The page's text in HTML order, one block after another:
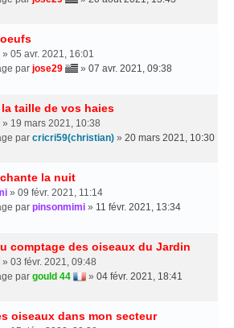
» 05 avr. 2021, 16:01
par jose29 » 07 avr. 2021, 09:38
taille de vos haies
» 19 mars 2021, 10:38
par cricri59(christian) » 20 mars 2021, 10:30
la nuit
» 09 févr. 2021, 11:14
par pinsonmimi » 11 févr. 2021, 13:34
comptage des oiseaux du Jardin
» 03 févr. 2021, 09:48
par gould 44 » 04 févr. 2021, 18:41
oiseaux dans mon secteur